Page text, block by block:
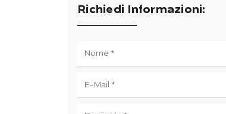
Richiedi Informazioni: